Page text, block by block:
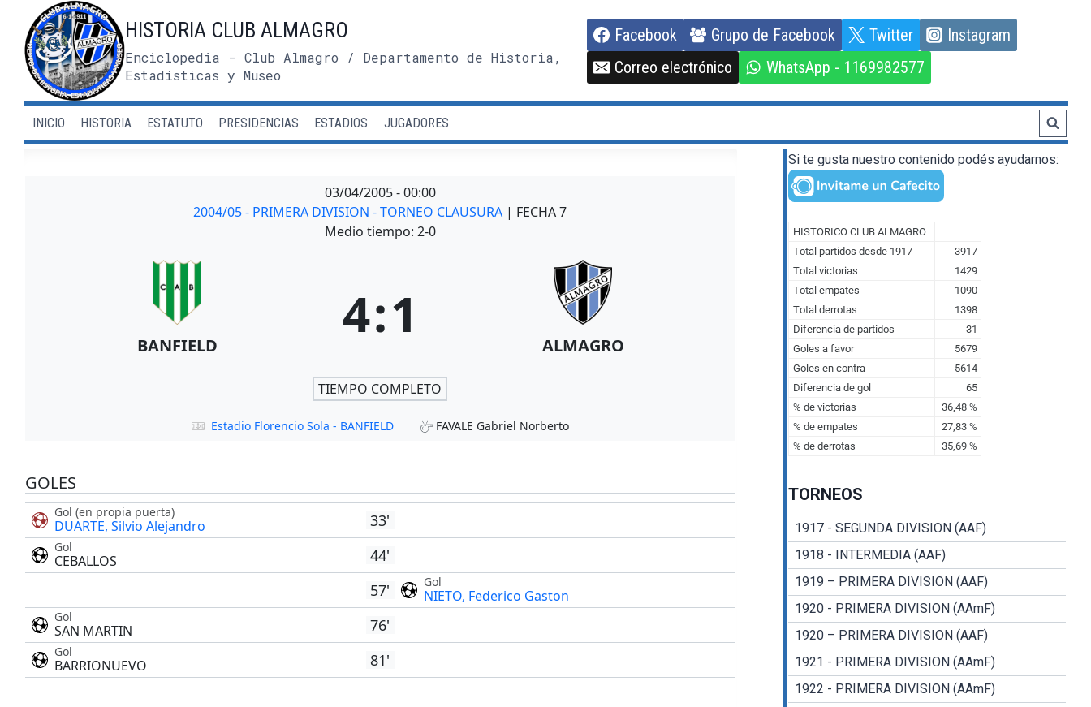
contenido
HISTORIA CLUB ALMAGRO
Enciclopedia - Club Almagro / Departamento de Historia,
Estadísticas y Museo
Facebook Grupo de Facebook Twitter
Instagram
Correo electrónico
WhatsApp - 1169982577
INICIO HISTORIA ESTATUTO PRESIDENCIAS ESTADIOS JUGADORES
03/04/2005-00:00
2004/05 - PRIMERA DIVISION - TORNEO CLAUSURA | FECHA 7
Medio tiempo: 2-0
BANFIELD 4:1 ALMAGRO
TIEMPO COMPLETO
Estadio Florencio Sola - BANFIELD FAVALE Gabriel Norberto
GOLES
Gol (en propia puerta)
DUARTE, Silvio Alejandro 33'
Gol
CEBALLOS
44'
57'
Gol
NIETO, Federico Gaston
Gol
SAN MARTIN 76'
Gol
BARRIONUEVO 81'
Si te gusta nuestro contenido podés ayudarnos:
TORNEOS
1917 - SEGUNDA DIVISION (AAF)
1918 - INTERMEDIA (AAF)
1919 – PRIMERA DIVISION (AAF)
1920 - PRIMERA DIVISION (AAmF)
1920 – PRIMERA DIVISION (AAF)
1921 - PRIMERA DIVISION (AAmF)
1922 - PRIMERA DIVISION (AAmF)